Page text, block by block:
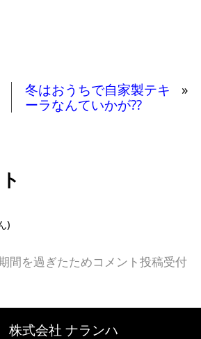
冬はおうちで自家製テキ
ーラなんていかが??
»
)
間を過ぎたためコメント投稿受付
株式会社 ナランハ